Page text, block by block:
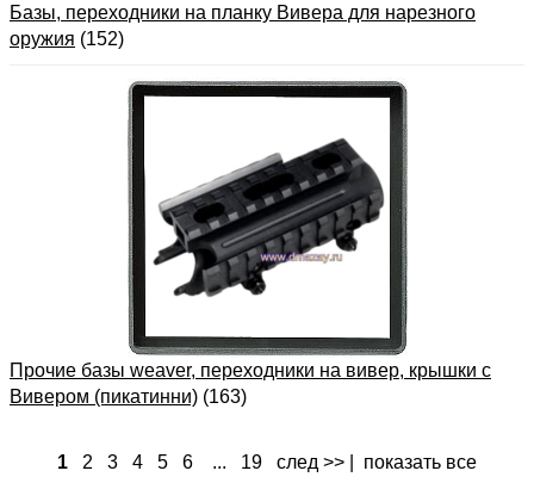
Базы, переходники на планку Вивера для нарезного
оружия (152)
Прочие базы weaver, переходники на вивер, крышки с
Вивером (пикатинни) (163)
1 2 3 4 5 6 ... 19 след >>
показать все